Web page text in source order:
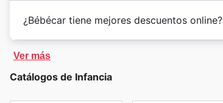
¿Bébécar tiene mejores descuentos online?
Ver más
Catálogos de Infancia